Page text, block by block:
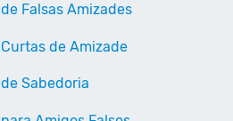
Falsas Amizades
de Amizade
Sabedoria